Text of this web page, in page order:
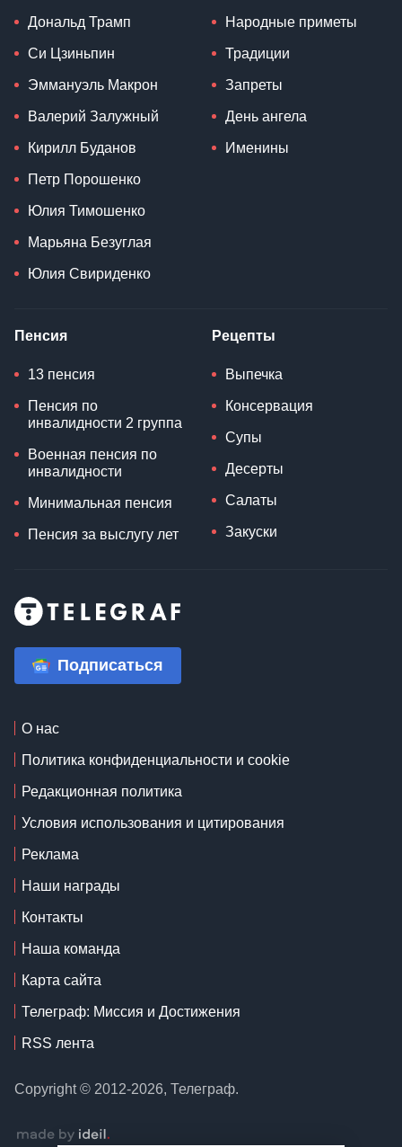
Дональд Трамп
Си Цзиньпин
Эммануэль Макрон
Валерий Залужный
Кирилл Буданов
Петр Порошенко
Юлия Тимошенко
Марьяна Безуглая
Юлия Свириденко
Народные приметы
Традиции
Запреты
День ангела
Именины
Пенсия
13 пенсия
Пенсия по
инвалидности 2 группа
Военная пенсия по
инвалидности
Минимальная пенсия
Пенсия за выслугу лет
Рецепты
Выпечка
Консервация
Супы
Десерты
Салаты
Закуски
Подписаться
О нас
Политика конфиденциальности и cookie
Редакционная политика
Условия использования и цитирования
Реклама
Наши награды
Контакты
Наша команда
Карта сайта
Телеграф: Миссия и Достижения
RSS лента
Copyright © 2012-2026, Телеграф.